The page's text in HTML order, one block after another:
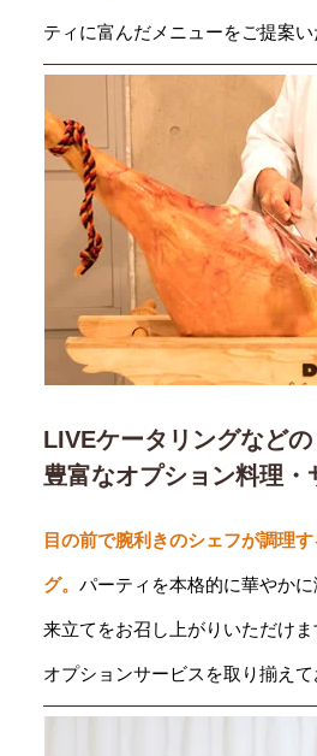
ティに富んだメニューをご提案い
LIVEケータリングなどの
豊富なオプション料理・
目の前で腕利きのシェフが調理
グ。 パーティを本格的に華やか
来立てをお召し上がりいただけ
オプションサービスを取り揃えて